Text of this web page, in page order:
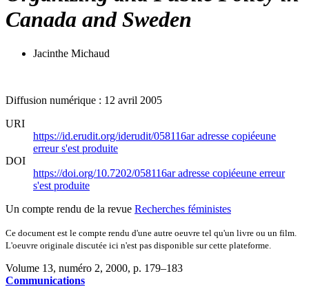
Canada and Sweden
Jacinthe Michaud
Diffusion numérique : 12 avril 2005
URI
https://id.erudit.org/iderudit/058116aradresse copiéeune
erreur s'est produite
DOI
https://doi.org/10.7202/058116aradresse copiéeune erreur
s'est produite
Un compte rendu de la revue Recherches féministes
Ce document est le compte rendu d'une autre oeuvre tel qu'un livre ou un film.
L'oeuvre originale discutée ici n'est pas disponible sur cette plateforme.
Volume 13, numéro 2, 2000, p. 179–183
Communications